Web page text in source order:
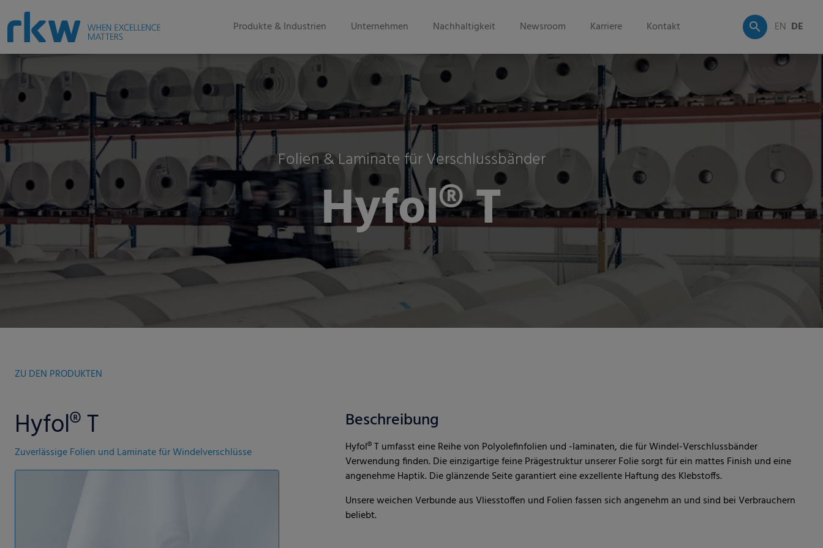
Produkte & Industrien Unternehmen Nachhaltigkeit Newsroom Karriere Kontakt EN DE
Folien & Laminate für Verschlussbänder
Hyfol® T
ZU DEN PRODUKTEN
Hyfol® T
Zuverlässige Folien und Laminate für Windelverschlüsse
Beschreibung
Hyfol® T umfasst eine Reihe von Polyolefinfolien und -laminaten, die für Windel-Verschlussbänder
Verwendung finden. Die einzigartige feine Prägestruktur unserer Folie sorgt für ein mattes Finish und eine
angenehme Haptik. Die glänzende Seite garantiert eine exzellente Haftung des Klebstoffs.
Unsere weichen Verbunde aus Vliesstoffen und Folien fassen sich angenehm an und sind bei Verbrauchern
beliebt.